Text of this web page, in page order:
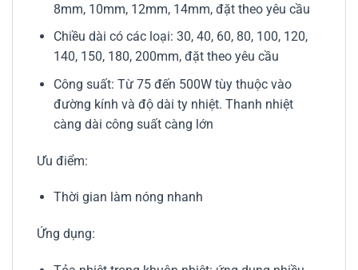
8mm, 10mm, 12mm, 14mm, đặt theo yêu cầu
Chiều dài có các loại: 30, 40, 60, 80, 100, 120,
140, 150, 180, 200mm, đặt theo yêu cầu
Công suất: Từ 75 đến 500W tùy thuộc vào
đường kính và độ dài ty nhiệt. Thanh nhiệt
càng dài công suất càng lớn
Ưu điểm:
Thời gian làm nóng nhanh
Ứng dụng: